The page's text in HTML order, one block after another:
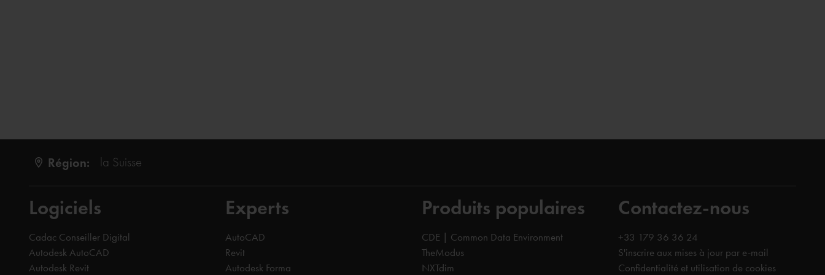
Région: la Suisse
Logiciels
Cadac Conseiller Digital
Autodesk AutoCAD
Autodesk Revit
Experts
AutoCAD
Revit
Autodesk Forma
Produits populaires
CDE | Common Data Environment
TheModus
NXTdim
Contactez-nous
+33 179 36 36 24
S'inscrire aux mises à jour par e-mail
Confidentialité et utilisation de cookies